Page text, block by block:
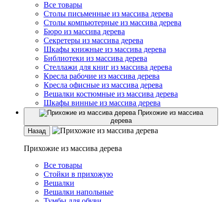
Все товары
Столы письменные из массива дерева
Столы компьютерные из массива дерева
Бюро из массива дерева
Секретеры из массива дерева
Шкафы книжные из массива дерева
Библиотеки из массива дерева
Стеллажи для книг из массива дерева
Кресла рабочие из массива дерева
Кресла офисные из массива дерева
Вешалки костюмные из массива дерева
Шкафы винные из массива дерева
Прихожие из массива
дерева
Назад
Прихожие из массива дерева
Все товары
Стойки в прихожую
Вешалки
Вешалки напольные